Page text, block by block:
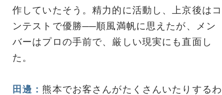
作していたそう。精力的に活動し、上京後はコ
ンテストで優勝──順風満帆に思えたが、メン
バーはプロの手前で、厳しい現実にも直面し
た。
田邊： 熊本でお客さんがたくさんいたりするわ